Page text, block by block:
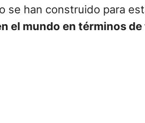
se han construido para
el mundo en términos